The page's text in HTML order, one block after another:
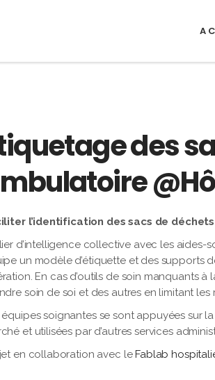
des
l’identification des sacs de
d’intelligence collective avec les
un modèle d’étiquette et des supports
En cas d’outils de soin manquants à
soin de soi et des autres en limitant les
équipes soignantes se sont appuyées sur
et utilisées par d’autres services
en collaboration avec leFablab